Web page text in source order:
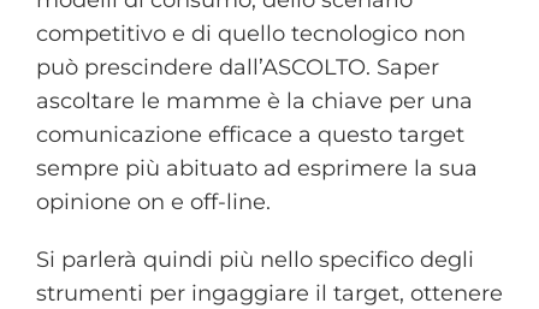
competitivo e di quello tecnologico non
può prescindere dall’ASCOLTO. Saper
ascoltare le mamme è la chiave per una
comunicazione efficace a questo target
sempre più abituato ad esprimere la sua
opinione on e off-line.
Si parlerà quindi più nello specifico degli
strumenti per ingaggiare il target, ottenere